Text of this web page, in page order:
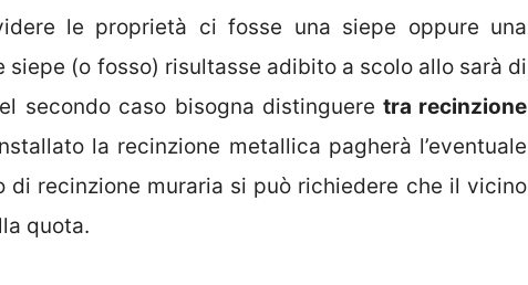
le proprietà ci fosse una siepe oppure una
siepe (o fosso) risultasse adibito a scolo allo sarà di
secondo caso bisogna distinguere tra recinzione
la recinzione metallica pagherà l’eventuale
di recinzione muraria si può richiedere che il vicino
quota.